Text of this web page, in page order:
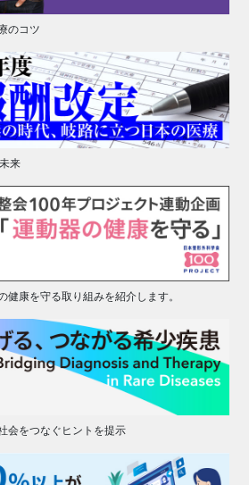
のコツ
来
健康を守る取り組みを紹介します。
会をつなぐヒントを提示